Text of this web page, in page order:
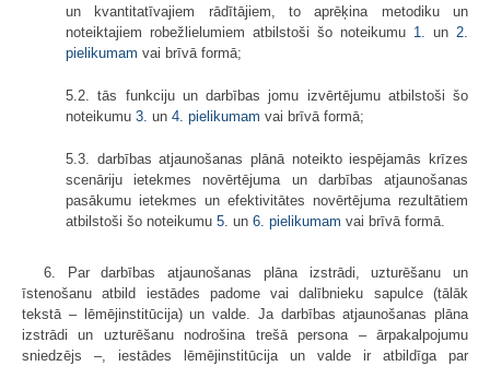
un kvantitatīvajiem rādītājiem, to aprēķina metodiku un
noteiktajiem robežlielumiem atbilstoši šo noteikumu 1. un 2.
pielikumam vai brīvā formā;
5.2. tās funkciju un darbības jomu izvērtējumu atbilstoši šo
noteikumu 3. un 4. pielikumam vai brīvā formā;
5.3. darbības atjaunošanas plānā noteikto iespējamās krīzes
scenāriju ietekmes novērtējuma un darbības atjaunošanas
pasākumu ietekmes un efektivitātes novērtējuma rezultātiem
atbilstoši šo noteikumu 5. un 6. pielikumam vai brīvā formā.
6. Par darbības atjaunošanas plāna izstrādi, uzturēšanu un
īstenošanu atbild iestādes padome vai dalībnieku sapulce (tālāk
tekstā – lēmējinstitūcija) un valde. Ja darbības atjaunošanas plāna
izstrādi un uzturēšanu nodrošina trešā persona – ārpakalpojumu
sniedzējs –, iestādes lēmējinstitūcija un valde ir atbildīga par